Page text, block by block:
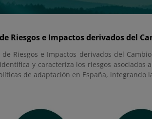
Riesgos e Impactos derivados del
de Riesgos e Impactos derivados del
y caracteriza los riesgos
de adaptación en España, integrando